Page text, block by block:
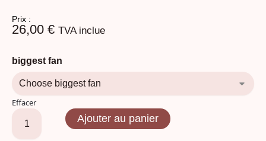
Prix :
26,00 € TVA inclue
biggest fan
Effacer
Ajouter au panier